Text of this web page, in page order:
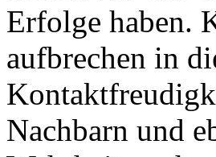
Erfolge haben.
aufbrechen in
Nachbarn und